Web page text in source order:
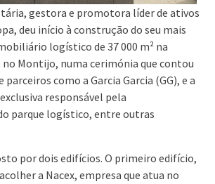
gestora e promotora líder de ativos
deu início à construção do seu mais
logístico de 37 000 m² na
Montijo, numa cerimónia que contou
parceiros como a Garcia Garcia (GG), e a
responsável pela
parque logístico, entre outras
por dois edifícios. O primeiro edifício,
a Nacex, empresa que atua no